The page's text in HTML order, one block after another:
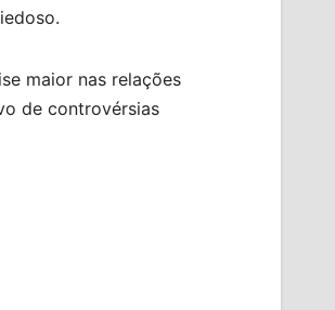
maior nas relações
de controvérsias